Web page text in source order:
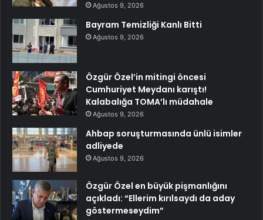
Ağustos 9, 2026
Bayram Temizliği Kanlı Bitti
Ağustos 9, 2026
Özgür Özel’in mitingi öncesi
Cumhuriyet Meydanı karıştı!
Kalabalığa TOMA’lı müdahale
Ağustos 9, 2026
Ahbap soruşturmasında ünlü isimler
adliyede
Ağustos 9, 2026
Özgür Özel en büyük pişmanlığını
açıkladı: “Ellerim kırılsaydı da aday
göstermeseydim”